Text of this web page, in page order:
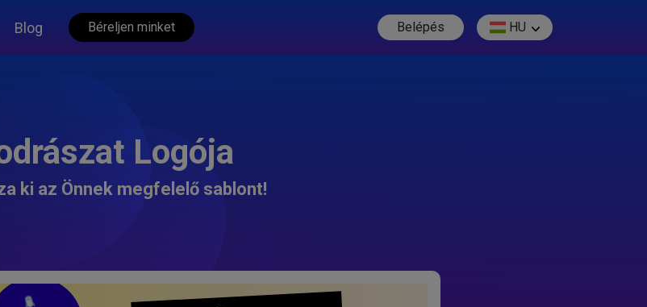
Blog Béreljen minket Belépés HU
Logója
ki az Önnek megfelelő sablont!